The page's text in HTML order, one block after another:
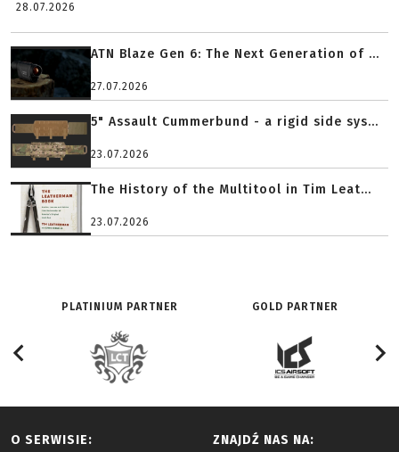
28.07.2026
ATN Blaze Gen 6: The Next Generation of ...
27.07.2026
5" Assault Cummerbund - a rigid side sys...
23.07.2026
The History of the Multitool in Tim Leat...
23.07.2026
PLATINIUM PARTNER GOLD PARTNER
O SERWISIE: ZNAJDŹ NAS NA: